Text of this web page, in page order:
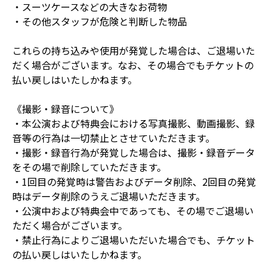
・スーツケースなどの大きなお荷物
・その他スタッフが危険と判断した物品
これらの持ち込みや使用が発覚した場合は、ご退場いた
だく場合がございます。なお、その場合でもチケットの
払い戻しはいたしかねます。
《撮影・録音について》
・本公演および特典会における写真撮影、動画撮影、録
音等の行為は一切禁止とさせていただきます。
・撮影・録音行為が発覚した場合は、撮影・録音データ
をその場で削除していただきます。
・1回目の発覚時は警告およびデータ削除、2回目の発覚
時はデータ削除のうえご退場いただきます。
・公演中および特典会中であっても、その場でご退場い
ただく場合がございます。
・禁止行為によりご退場いただいた場合でも、チケット
の払い戻しはいたしかねます。